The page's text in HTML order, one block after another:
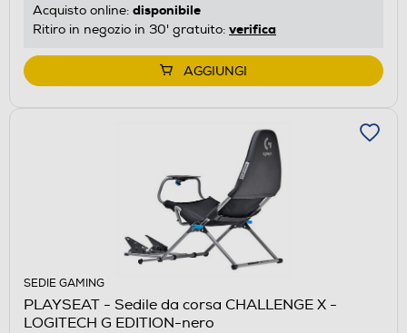
Acquisto online: disponibile
Ritiro in negozio in 30' gratuito: verifica
AGGIUNGI
SEDIE GAMING
PLAYSEAT - Sedile da corsa CHALLENGE X -
LOGITECH G EDITION-nero